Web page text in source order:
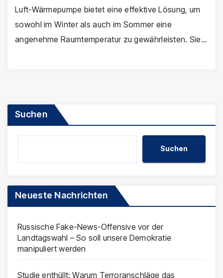
Luft-Wärmepumpe bietet eine effektive Lösung, um
sowohl im Winter als auch im Sommer eine
angenehme Raumtemperatur zu gewährleisten. Sie…
Suchen
Suchen
Neueste Nachrichten
Russische Fake-News-Offensive vor der
Landtagswahl – So soll unsere Demokratie
manipuliert werden
Studie enthüllt: Warum Terroranschläge das